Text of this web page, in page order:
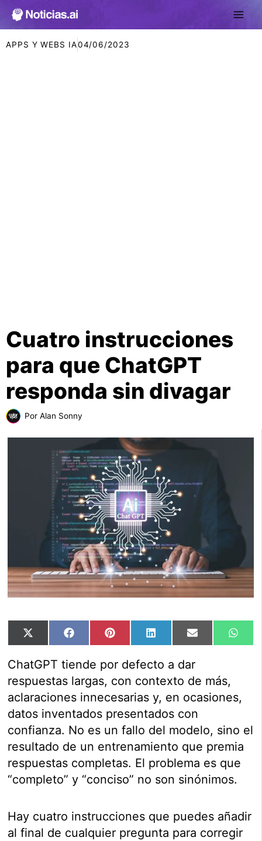
APPS Y WEBS IA04/06/2023
Cuatro instrucciones
para que ChatGPT
responda sin divagar
Por Alan Sonny
Compartir
en
X
(Twitter)
Compartir
en
FacebookCompartir
en
PinterestCompartir
en
LinkedInCompartir
en
Email
en
ChatGPT tiende por defecto a dar
respuestas largas, con contexto de más,
aclaraciones innecesarias y, en ocasiones,
datos inventados presentados con
confianza. No es un fallo del modelo, sino el
resultado de un entrenamiento que premia
respuestas completas. El problema es que
“completo” y “conciso” no son sinónimos.
Hay cuatro instrucciones que puedes añadir
al final de cualquier pregunta para corregir